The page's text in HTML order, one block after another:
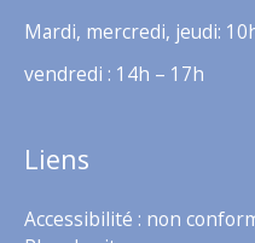
Mardi, mercredi, jeudi:
vendredi : 14h – 17h
Liens
Accessibilité : non